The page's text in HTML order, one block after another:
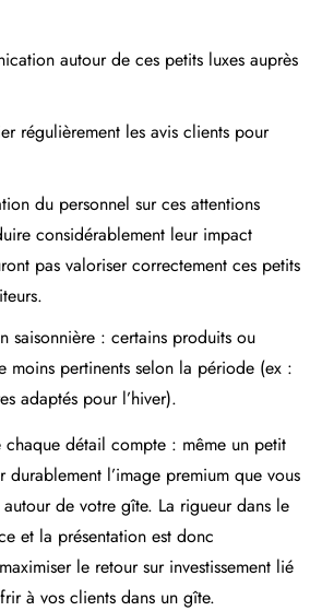
autour de ces petits luxes auprès
régulièrement les avis clients pour
du personnel sur ces attentions
considérablement leur impact
pas valoriser correctement ces petits
saisonnière : certains produits ou
moins pertinents selon la période (ex :
adaptés pour l’hiver).
chaque détail compte : même un petit
durablement l’image premium que vous
de votre gîte. La rigueur dans le
et la présentation est donc
le retour sur investissement lié
à vos clients dans un gîte.